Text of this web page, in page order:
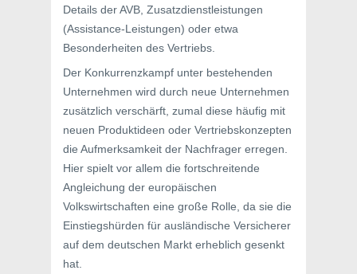
Details der AVB, Zusatzdienstleistungen
(Assistance-Leistungen) oder etwa
Besonderheiten des Vertriebs.
Der Konkurrenzkampf unter bestehenden
Unternehmen wird durch neue Unternehmen
zusätzlich verschärft, zumal diese häufig mit
neuen Produktideen oder Vertriebskonzepten
die Aufmerksamkeit der Nachfrager erregen.
Hier spielt vor allem die fortschreitende
Angleichung der europäischen
Volkswirtschaften eine große Rolle, da sie die
Einstiegshürden für ausländische Versicherer
auf dem deutschen Markt erheblich gesenkt
hat.